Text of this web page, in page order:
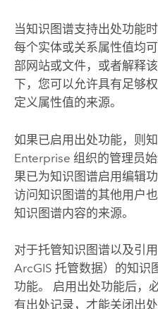
当知识图谱支持出处功能
每个实体或关系属性值均
部网站或文件，或者解释
下，您可以允许具有足够
定义属性值的来源。
如果已启用出处功能，则
Enterprise 组织的管理员
果已为知识图谱启用编辑
访问知识图谱的其他用户
知识图谱内容的来源。
对于托管知识图谱以及引
ArcGIS 托管数据）的知识
功能。 启用出处功能后，
有出处记录，才能关闭出处